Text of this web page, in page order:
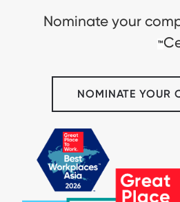
Nominate your
™
NOMINATE YOUR